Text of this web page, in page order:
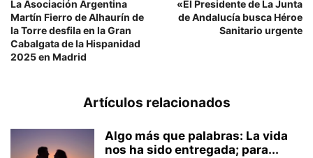
La Asociación Argentina
Martín Fierro de Alhaurín de
la Torre desfila en la Gran
Cabalgata de la Hispanidad
2025 en Madrid
«El Presidente de La Junta
de Andalucía busca Héroe
Sanitario urgente
Artículos relacionados
Algo más que palabras: La vida
nos ha sido entregada; para...